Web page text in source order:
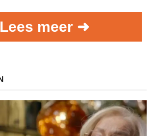
Lees meer ➜